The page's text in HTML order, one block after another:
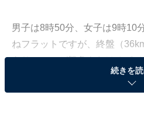
男子は8時50分、女子は9時10
ねフラットですが、終盤（
あり、ここが勝負をわけるポ
続きを